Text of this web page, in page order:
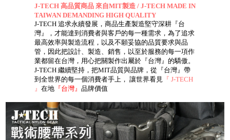
pouches)...39
...22
Duty Gear)...62
...55
J-TECH 高品質商品 來自MIT製造 / J-TECH MADE IN
TAIWAN DEMANDING HIGH QUALITY
J-TECH 追求永續發展，商品生產製造堅守深耕『台
灣』，才能達到消費者與客戶的每一種需求，為了追求
最高效率與製造流程，以及不願妥協的品質要求與品
管，因此把設計、製造、銷售，以至於服務的每一項作
業都留在台灣，用心把關製作出屬於『台灣』的驕傲。
J-TECH 繼續堅持，把MIT品質與品牌，從『台灣』帶
到全世界的每一個消費者手上， 讓世界看見 『 J-TECH
』 在地 『台灣』 品牌價值